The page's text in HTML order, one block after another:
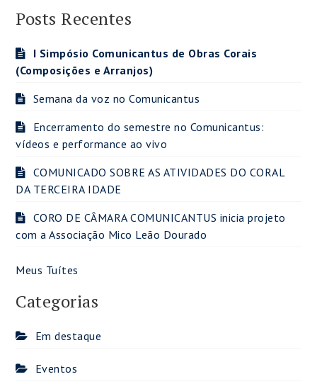
Posts Recentes
I Simpósio Comunicantus de Obras Corais
(Composições e Arranjos)
Semana da voz no Comunicantus
Encerramento do semestre no Comunicantus:
vídeos e performance ao vivo
COMUNICADO SOBRE AS ATIVIDADES DO CORAL
DA TERCEIRA IDADE
CORO DE CÂMARA COMUNICANTUS inicia projeto
com a Associação Mico Leão Dourado
Meus Tuítes
Categorias
Em destaque
Eventos